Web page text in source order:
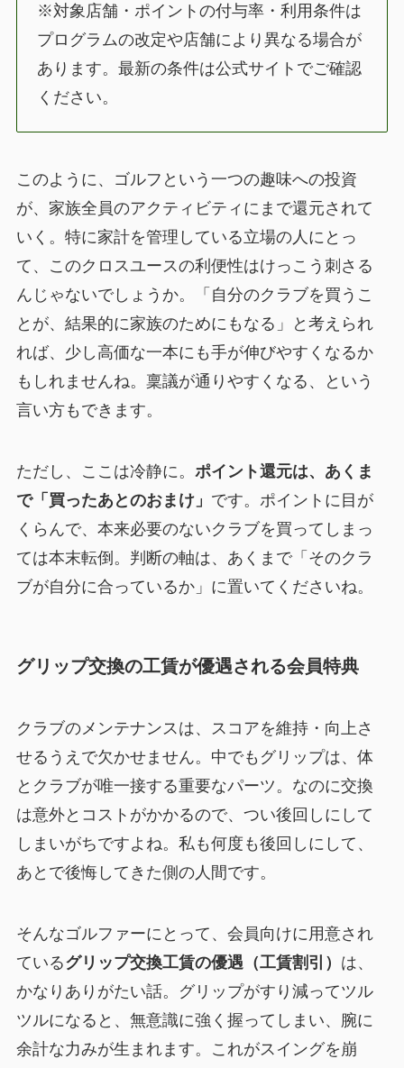
※対象店舗・ポイントの付与率・利用条件は
プログラムの改定や店舗により異なる場合が
あります。最新の条件は公式サイトでご確認
ください。
このように、ゴルフという一つの趣味への投資
が、家族全員のアクティビティにまで還元されて
いく。特に家計を管理している立場の人にとっ
て、このクロスユースの利便性はけっこう刺さる
んじゃないでしょうか。「自分のクラブを買うこ
とが、結果的に家族のためにもなる」と考えられ
れば、少し高価な一本にも手が伸びやすくなるか
もしれませんね。稟議が通りやすくなる、という
言い方もできます。
ただし、ここは冷静に。 ポイント還元は、あくま
で「買ったあとのおまけ」 です。ポイントに目が
くらんで、本来必要のないクラブを買ってしまっ
ては本末転倒。判断の軸は、あくまで「そのクラ
ブが自分に合っているか」に置いてくださいね。
グリップ交換の工賃が優遇される会員特典
クラブのメンテナンスは、スコアを維持・向上さ
せるうえで欠かせません。中でもグリップは、体
とクラブが唯一接する重要なパーツ。なのに交換
は意外とコストがかかるので、つい後回しにして
しまいがちですよね。私も何度も後回しにして、
あとで後悔してきた側の人間です。
そんなゴルファーにとって、会員向けに用意され
ているグリップ交換工賃の優遇（工賃割引） は、
かなりありがたい話。グリップがすり減ってツル
ツルになると、無意識に強く握ってしまい、腕に
余計な力みが生まれます。これがスイングを崩